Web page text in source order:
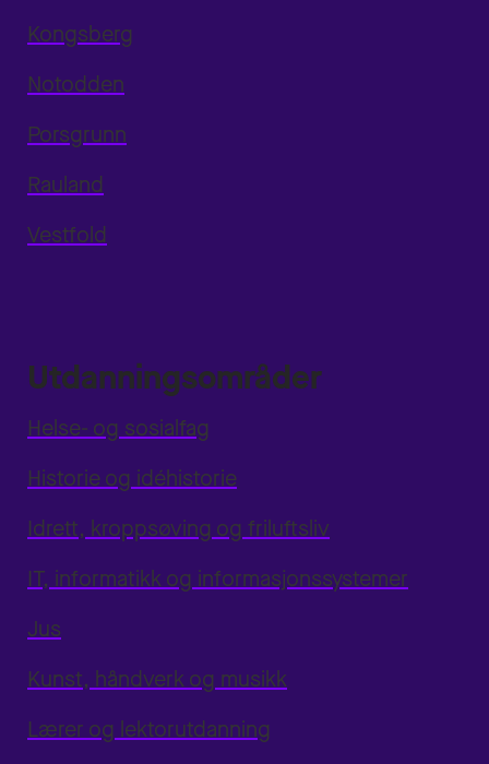
Kongsberg
Notodden
Porsgrunn
Rauland
Vestfold
Utdanningsområder
Helse- og sosialfag
Historie og idéhistorie
Idrett, kroppsøving og friluftsliv
IT, informatikk og informasjonssystemer
Jus
Kunst, håndverk og musikk
Lærer og lektorutdanning